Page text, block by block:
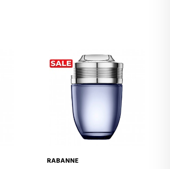
RABANNE